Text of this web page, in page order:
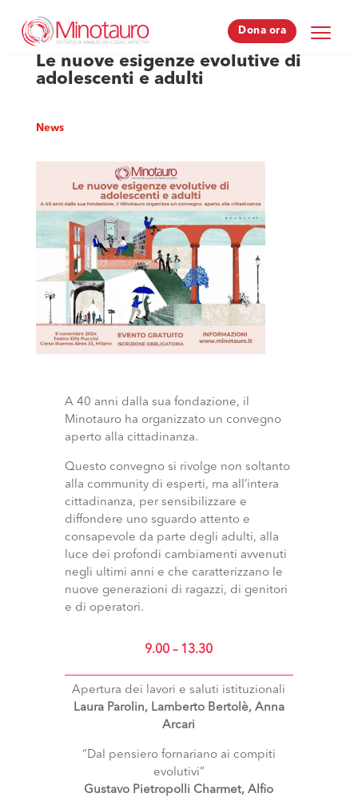
Dona ora
Dona ora
Le nuove esigenze evolutive di
adolescenti e adulti
News
A 40 anni dalla sua fondazione, il
Minotauro ha organizzato un convegno
aperto alla cittadinanza.
Questo convegno si rivolge non soltanto
alla community di esperti, ma all’intera
cittadinanza, per sensibilizzare e
diffondere uno sguardo attento e
consapevole da parte degli adulti, alla
luce dei profondi cambiamenti avvenuti
negli ultimi anni e che caratterizzano le
nuove generazioni di ragazzi, di genitori
e di operatori.
9.00 – 13.30
Apertura dei lavori e saluti istituzionali
Laura Parolin, Lamberto Bertolè, Anna
Arcari
“Dal pensiero fornariano ai compiti
evolutivi”
Gustavo Pietropolli Charmet, Alfio